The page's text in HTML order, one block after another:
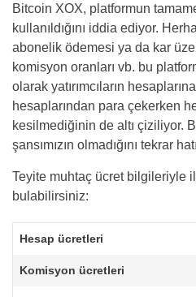
Bitcoin XOX, platformun
kullanıldığını iddia ediyor.
abonelik ödemesi ya da kar
komisyon oranları vb. bu
olarak yatırımcıların
hesaplarından para çekerken
kesilmediğinin de altı çiziliyor.
şansımızın olmadığını tekrar
Teyite muhtaç ücret bilgileriyle
bulabilirsiniz:
Hesap ücretleri
Komisyon ücretleri